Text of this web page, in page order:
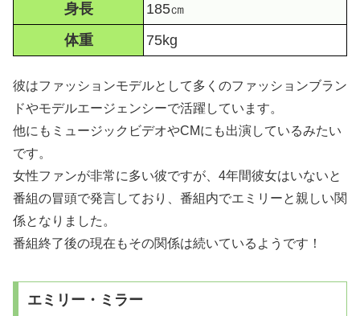
身長
185㎝
体重
75kg
彼はファッションモデルとして多くのファッションブラン
ドやモデルエージェンシーで活躍しています。
他にもミュージックビデオやCMにも出演しているみたい
です。
女性ファンが非常に多い彼ですが、4年間彼女はいないと
番組の冒頭で発言しており、番組内でエミリーと親しい関
係となりました。
番組終了後の現在もその関係は続いているようです！
エミリー・ミラー